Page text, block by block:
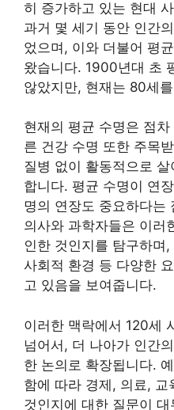
히 증가하고 있는 현대
과거 몇 세기 동안 인간
었으며, 이와 더불어 평
왔습니다. 1900년대 초
않았지만, 현재는 80세
현재의 평균 수명은 점
른 건강 수명 또한 주목
질병 없이 활동적으로
합니다. 평균 수명이 연
명의 연장도 중요하다는
의사와 과학자들은 이러
인한 것인지를 탐구하며
사회적 환경 등 다양한
고 있음을 보여줍니다.
이러한 맥락에서 120세
넘어서, 더 나아가 인간
한 논의로 확장됩니다.
함에 따라 경제, 의료,
것인지에 대한 질문이